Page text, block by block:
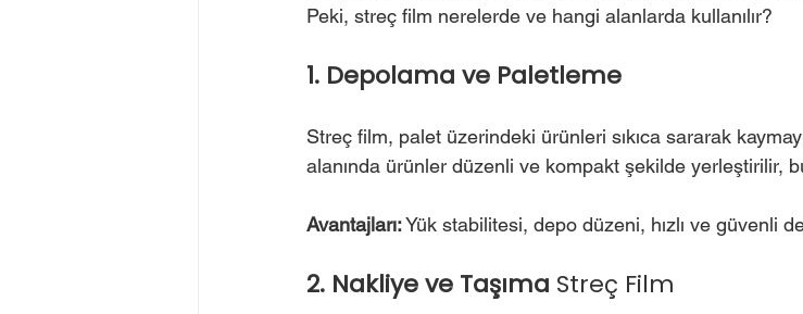
Peki, streç film nerelerde ve hangi alanlarda kullanılır?
1. Depolama ve Paletleme
Streç film, palet üzerindeki ürünleri sıkıca sararak
alanında ürünler düzenli ve kompakt şekilde yerleştirilir,
Avantajları: Yük stabilitesi, depo düzeni, hızlı ve güvenli
2. Nakliye ve Taşıma Streç Film